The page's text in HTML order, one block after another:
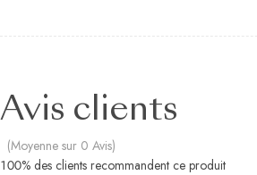
Avis clients
(Moyenne sur 0 Avis)
100% des clients recommandent ce produit